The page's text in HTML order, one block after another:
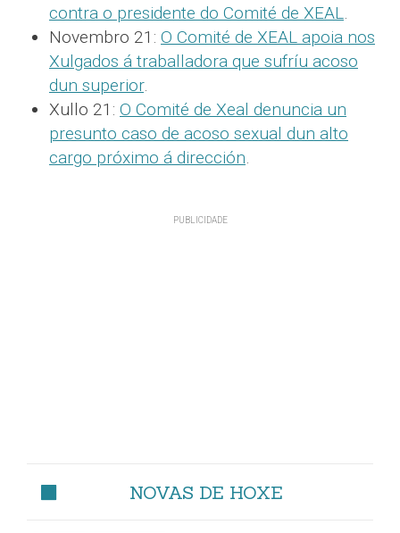
contra o presidente do Comité de XEAL.
Novembro 21: O Comité de XEAL apoia nos
Xulgados á traballadora que sufríu acoso
dun superior.
Xullo 21: O Comité de Xeal denuncia un
presunto caso de acoso sexual dun alto
cargo próximo á dirección.
NOVAS DE HOXE